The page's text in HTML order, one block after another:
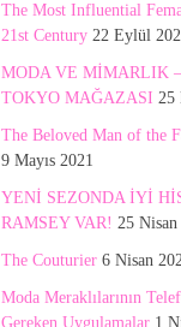
The Most Influential
21st Century 22 Eylül
MODA VE MİMARLIK
TOKYO MAĞAZASI 25
The Beloved Man of the
9 Mayıs 2021
YENİ SEZONDA İYİ
RAMSEY VAR! 25 Nisan
The Couturier 6 Nisan
Moda Meraklılarının
Gereken Uygulamalar 1